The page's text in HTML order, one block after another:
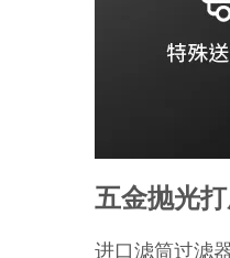
五金抛光
进口滤筒过滤